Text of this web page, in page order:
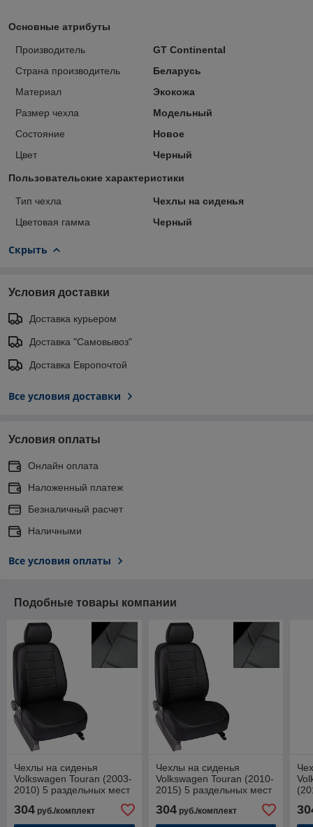
Основные атрибуты
Производитель
GT Continental
Страна производитель
Беларусь
Материал
Экокожа
Размер чехла
Модельный
Состояние
Новое
Цвет
Черный
Пользовательские характеристики
Тип чехла
Чехлы на сиденья
Цветовая гамма
Черный
Скрыть
Условия доставки
Доставка курьером
Доставка "Самовывоз"
Доставка Европочтой
Все условия доставки
Условия оплаты
Онлайн оплата
Наложенный платеж
Безналичный расчет
Наличными
Все условия оплаты
Подобные товары компании
Чехлы на сиденья
Volkswagen Touran (2003-
2010) 5 раздельных мест
"столики" / Туран
304 руб./комплект
Чехлы на сиденья
Volkswagen Touran (2010-
2015) 5 раздельных мест
"столики" / Туран
304руб./комплект